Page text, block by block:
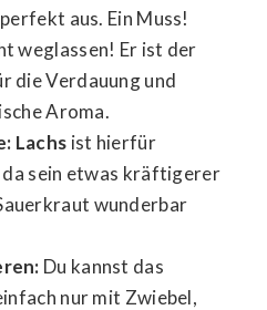
aus. Ein Muss!
weglassen! Er ist der
die Verdauung und
Aroma.
Lachs ist hierfür
da sein etwas kräftigerer
wunderbar
Du kannst das
nur mit Zwiebel,